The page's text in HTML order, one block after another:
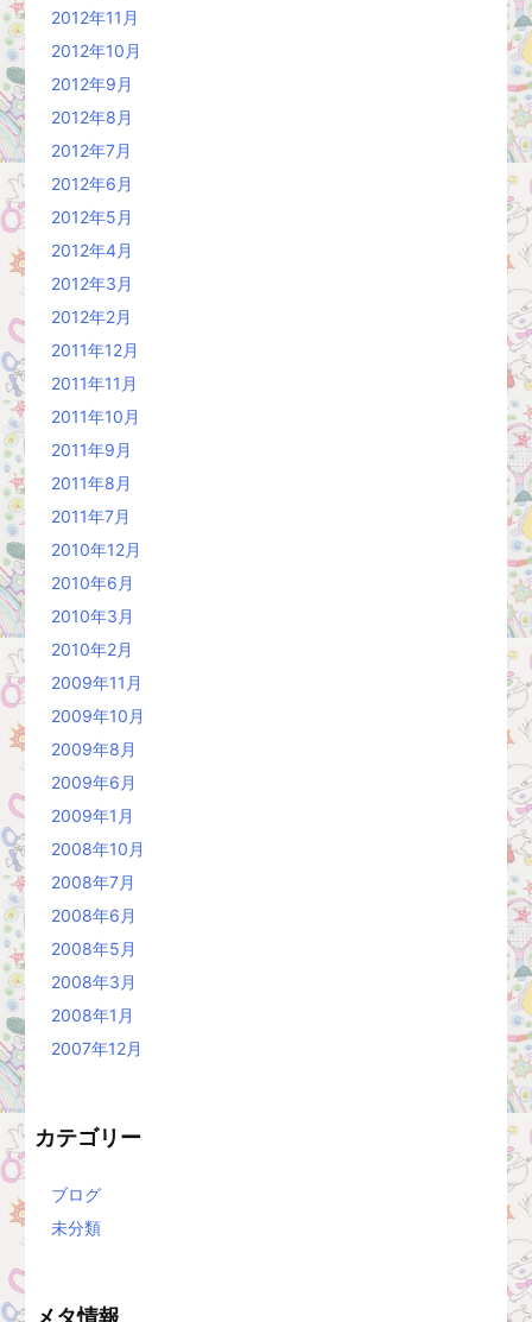
2012年11月
2012年10月
2012年9月
2012年8月
2012年7月
2012年6月
2012年5月
2012年4月
2012年3月
2012年2月
2011年12月
2011年11月
2011年10月
2011年9月
2011年8月
2011年7月
2010年12月
2010年6月
2010年3月
2010年2月
2009年11月
2009年10月
2009年8月
2009年6月
2009年1月
2008年10月
2008年7月
2008年6月
2008年5月
2008年3月
2008年1月
2007年12月
カテゴリー
ブログ
未分類
メタ情報